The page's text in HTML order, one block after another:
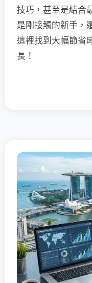
技巧，甚至是結合
是剛接觸的新手，
這裡找到大幅節省
長！